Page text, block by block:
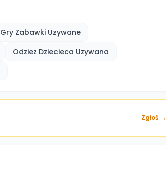
Gry Zabawki Uzywane
Odziez Dziecieca Uzywana
Zgłoś →